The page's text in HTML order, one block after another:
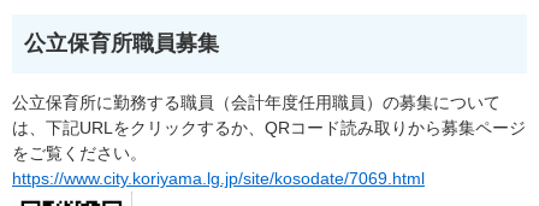
公立保育所職員募集
公立保育所に勤務する職員（会計年度任用職員）の募集について
は、下記URLをクリックするか、QRコード読み取りから募集ページ
をご覧ください。
https://www.city.koriyama.lg.jp/site/kosodate/7069.html